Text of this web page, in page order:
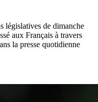
législatives de dimanche
aux Français à travers
la presse quotidienne